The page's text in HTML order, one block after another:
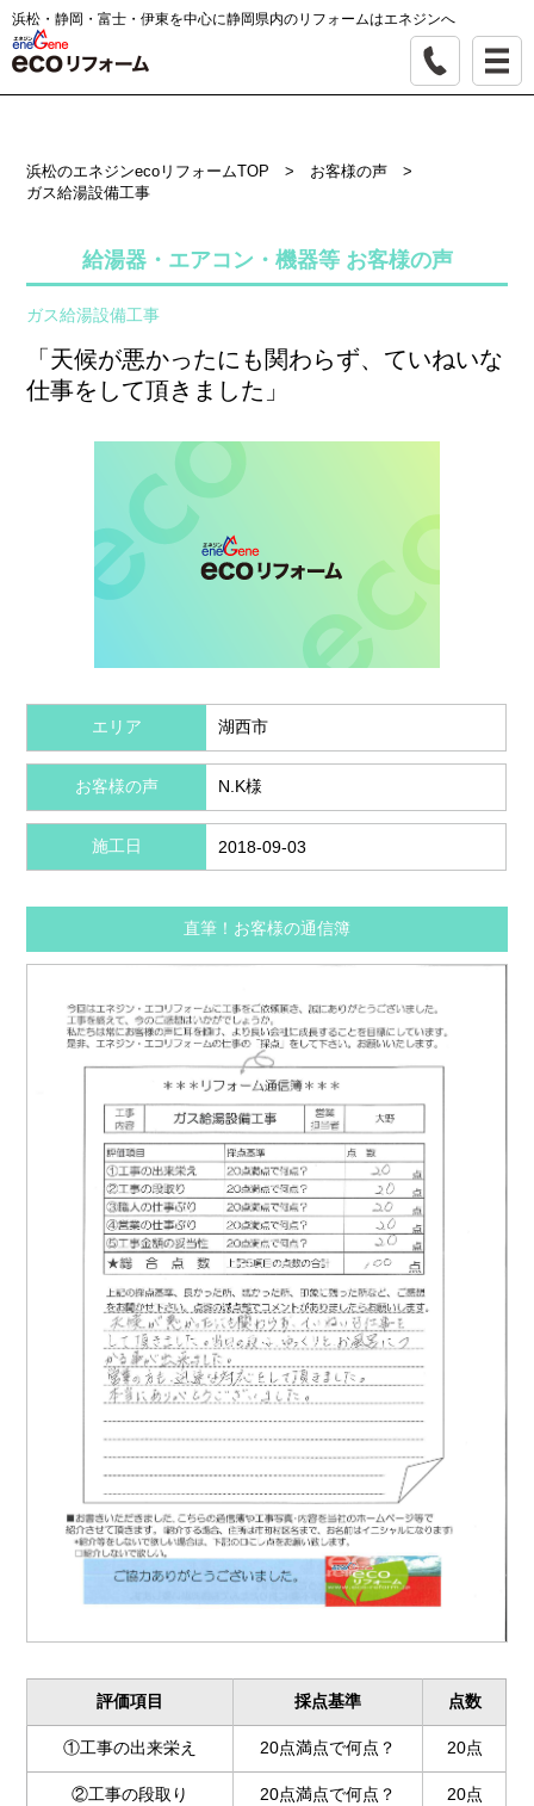
浜松・静岡・富士・伊東を中心に静岡県内のリフォームはエネジンへ
浜松のエネジンecoリフォームTOP > お客様の声 >
ガス給湯設備工事
給湯器・エアコン・機器等 お客様の声
ガス給湯設備工事
「天候が悪かったにも関わらず、ていねいな
仕事をして頂きました」
エリア 湖西市
お客様の声 N.K様
施工日 2018-09-03
直筆！お客様の通信簿
評価項目 採点基準 点数
①工事の出来栄え 20点満点で何点？ 20点
②工事の段取り 20点満点で何点？ 20点